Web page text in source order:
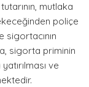
mutlaka
poliçe
sigorta priminin
ve